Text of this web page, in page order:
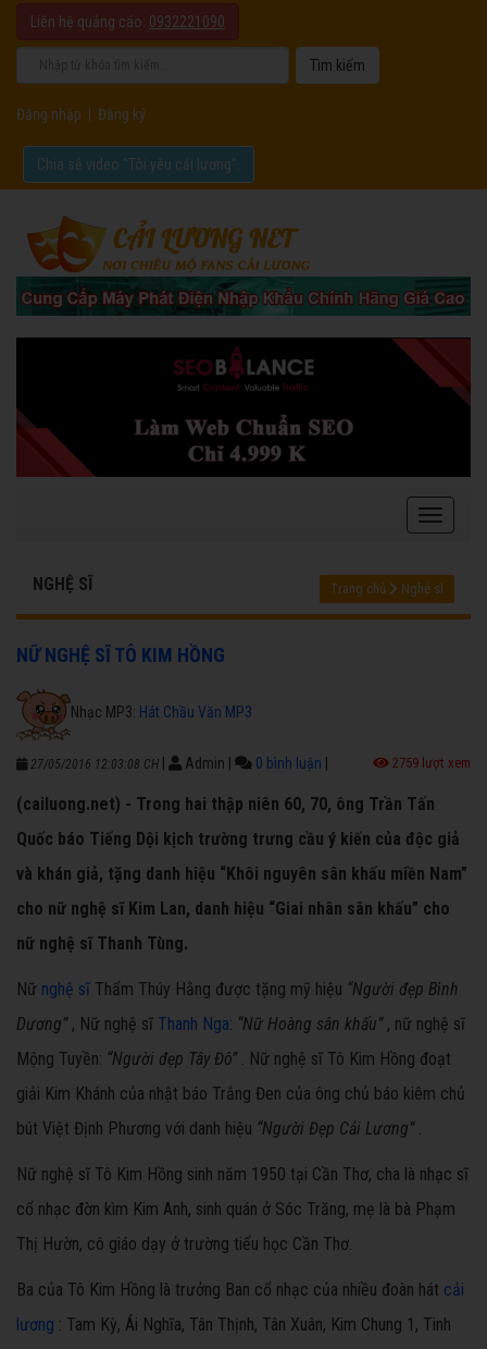
Liên hệ quảng cáo: 0932221090
Đăng nhập Đăng ký
Chia sẻ video "Tôi yêu cải lương".
NGHỆ SĨ Trang chủ Nghệ sĩ
NỮ NGHỆ SĨ TÔ KIM HỒNG
Nhạc MP3: Hát Chầu Văn MP3
27/05/2016 12:03:08 CH Admin 0 bình luận 2759 lượt xem
(cailuong.net) - Trong hai thập niên 60, 70, ông Trần Tấn
Quốc báo Tiếng Dội kịch trường trưng cầu ý kiến của độc giả
và khán giả, tặng danh hiệu “Khôi nguyên sân khấu miền Nam”
cho nữ nghệ sĩ Kim Lan, danh hiệu “Giai nhân sân khấu” cho
nữ nghệ sĩ Thanh Tùng.
Nữ nghệ sĩ Thẩm Thúy Hằng được tặng mỹ hiệu “Người đẹp Bình
Dương” , Nữ nghệ sĩ Thanh Nga: “Nữ Hoàng sân khấu” , nữ nghệ sĩ
Mộng Tuyền: “Người đẹp Tây Đô” . Nữ nghệ sĩ Tô Kim Hồng đoạt
giải Kim Khánh của nhật báo Trắng Đen của ông chủ báo kiêm chủ
bút Việt Định Phương với danh hiệu “Người Đẹp Cải Lương” .
Nữ nghệ sĩ Tô Kim Hồng sinh năm 1950 tại Cần Thơ, cha là nhạc sĩ
cổ nhạc đờn kìm Kim Anh, sinh quán ở Sóc Trăng, mẹ là bà Phạm
Thị Hườn, cô giáo dạy ở trường tiểu học Cần Thơ.
Ba của Tô Kim Hồng là trưởng Ban cổ nhạc của nhiều đoàn hát cải
lương : Tam Kỳ, Ái Nghĩa, Tân Thịnh, Tân Xuân, Kim Chung 1, Tinh